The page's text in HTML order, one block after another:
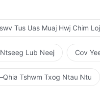
Tus Uas Muaj Hwj Chim
Lub Neej Cov
Tshwm Txog Ntau Ntu